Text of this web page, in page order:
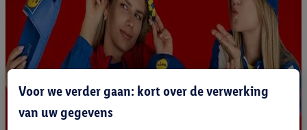
Voor we verder gaan: kort over de verwerking
van uw gegevens